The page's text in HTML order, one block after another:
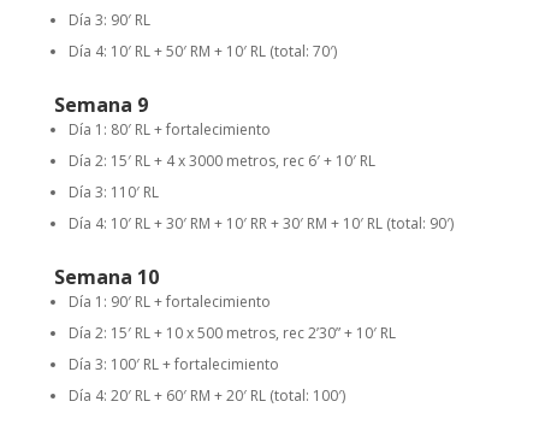
Día 3: 90′ RL
Día 4: 10′ RL + 50′ RM + 10′ RL (total: 70′)
Semana 9
Día 1: 80′ RL + fortalecimiento
Día 2: 15′ RL + 4 x 3000 metros, rec 6′ + 10′ RL
Día 3: 110′ RL
Día 4: 10′ RL + 30′ RM + 10′ RR + 30′ RM + 10′ RL (total: 90′)
Semana 10
Día 1: 90′ RL + fortalecimiento
Día 2: 15′ RL + 10 x 500 metros, rec 2’30” + 10′ RL
Día 3: 100′ RL + fortalecimiento
Día 4: 20′ RL + 60′ RM + 20′ RL (total: 100′)